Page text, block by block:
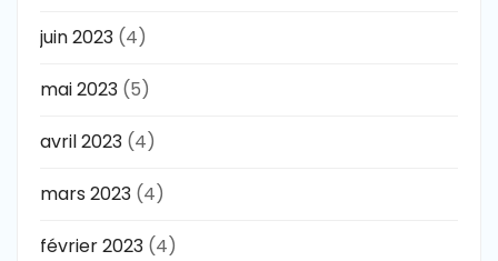
juin 2023 (4)
mai 2023 (5)
avril 2023 (4)
mars 2023 (4)
février 2023 (4)